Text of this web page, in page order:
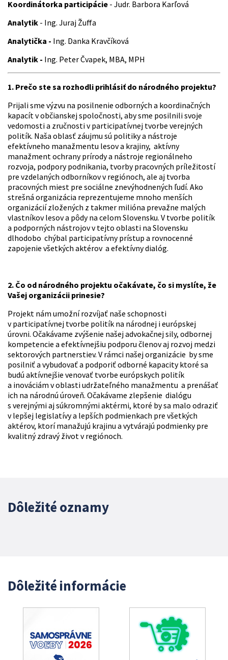
Koordinátorka participácie - Judr. Barbora Karľová
Analytik - Ing. Juraj Žuffa
Analytička - Ing. Danka Kravčíková
Analytik - Ing. Peter Čvapek, MBA, MPH
1. Prečo ste sa rozhodli prihlásiť do národného projektu?
Prijali sme výzvu na posilnenie odborných a koordinačných
kapacít v občianskej spoločnosti, aby sme posilnili svoje
vedomosti a zručnosti v participatívnej tvorbe verejných
politík. Naša oblasť záujmu sú politiky a nástroje
efektívneho manažmentu lesov a krajiny, aktívny
manažment ochrany prírody a nástroje regionálneho
rozvoja, podpory podnikania, tvorby pracovných príležitostí
pre vzdelaných odborníkov v regiónoch, ale aj tvorba
pracovných miest pre sociálne znevýhodnených ľudí. Ako
strešná organizácia reprezentujeme mnoho menších
organizácií zložených z takmer milióna prevažne malých
vlastníkov lesov a pôdy na celom Slovensku. V tvorbe politík
a podporných nástrojov v tejto oblasti na Slovensku
dlhodobo chýbal participatívny prístup a rovnocenné
zapojenie všetkých aktérov a efektívny dialóg.
2. Čo od národného projektu očakávate, čo si myslíte, že
Vašej organizácii prinesie?
Projekt nám umožní rozvíjať naše schopnosti
v participatívnej tvorbe politík na národnej i európskej
úrovni. Očakávame zvýšenie našej advokačnej sily, odbornej
kompetencie a efektívnejšiu podporu členov aj rozvoj medzi
sektorových partnerstiev. V rámci našej organizácie by sme
posilniť a vybudovať a podporiť odborné kapacity ktoré sa
budú aktívnejšie venovať tvorbe európskych politík
a inováciám v oblasti udržateľného manažmentu a prenášať
ich na národnú úroveň. Očakávame zlepšenie dialógu
s verejnými aj súkromnými aktérmi, ktoré by sa malo odraziť
v lepšej legislatívy a lepších podmienkach pre všetkých
aktérov, ktorí manažujú krajinu a vytvárajú podmienky pre
kvalitný zdravý život v regiónoch.
Dôležité oznamy
Dôležité informácie